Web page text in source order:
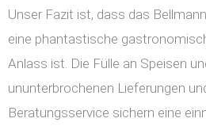
Unser Fazit ist, dass das
eine phantastische
Anlass ist. Die Fülle an Speisen
ununterbrochenen Lieferungen
Beratungsservice sichern eine